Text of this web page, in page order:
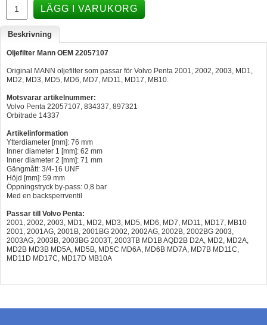
B&G
Båttillbehör
Varta - Batterier
Victron - Batteriladdare
CTEK - Batteriladdare
Kamasa Tools - Verktyg
Calix - Packline - Takboxar
Thule - Takboxar
LAGERRENSING
Begagnade Motorer & Båtar
LÄGG I VARUKORG
Beskrivning
Oljefilter Mann OEM 22057107
Original MANN oljefilter som passar för Volvo Penta 2001, 2002, 2003, MD1,
MD2, MD3, MD5, MD6, MD7, MD11, MD17, MB10.
Motsvarar artikelnummer:
Volvo Penta 22057107, 834337, 897321
Orbitrade 14337
Artikelinformation
Ytterdiameter [mm]: 76 mm
Inner diameter 1 [mm]: 62 mm
Inner diameter 2 [mm]: 71 mm
Gängmått: 3/4-16 UNF
Höjd [mm]: 59 mm
Öppningstryck by-pass: 0,8 bar
Med en backsperrventil
Passar till Volvo Penta:
2001, 2002, 2003, MD1, MD2, MD3, MD5, MD6, MD7, MD11, MD17, MB10
2001, 2001AG, 2001B, 2001BG 2002, 2002AG, 2002B, 2002BG 2003,
2003AG, 2003B, 2003BG 2003T, 2003TB MD1B AQD2B D2A, MD2, MD2A,
MD2B MD3B MD5A, MD5B, MD5C MD6A, MD6B MD7A, MD7B MD11C,
MD11D MD17C, MD17D MB10A